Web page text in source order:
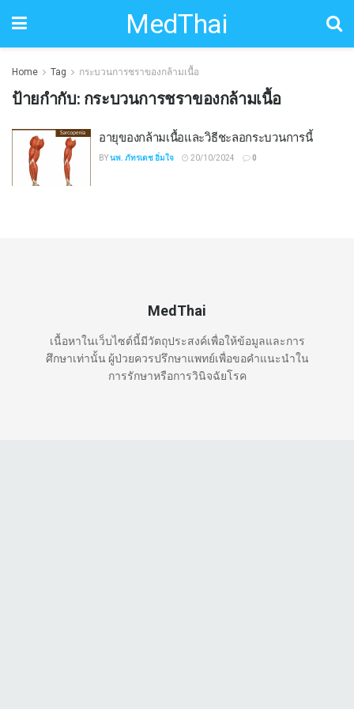
MedThai
Home Tag กระบวนการชราของกล้ามเนื้อ
ป้ายกำกับ: กระบวนการชราของกล้ามเนื้อ
อายุของกล้ามเนื้อและวิธีชะลอกระบวนการนี้
BYนพ. ภัทรเดช อิ่มใจ 20/10/2024 0
MedThai
เนื้อหาในเว็บไซต์นี้มีวัตถุประสงค์เพื่อให้ข้อมูลและการ
ศึกษาเท่านั้น ผู้ป่วยควรปรึกษาแพทย์เพื่อขอคำแนะนำใน
การรักษาหรือการวินิจฉัยโรค